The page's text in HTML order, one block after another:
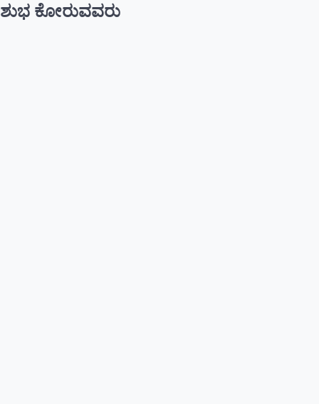
ಶುಭ ಕೋರುವವರು